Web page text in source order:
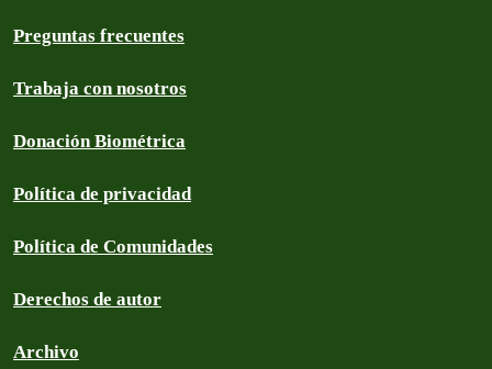
Preguntas frecuentes
Trabaja con nosotros
Donación Biométrica
Política de privacidad
Política de Comunidades
Derechos de autor
Archivo